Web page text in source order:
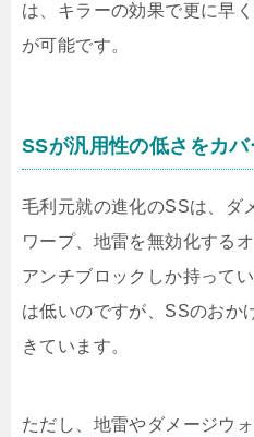
は、キラーの効果で更に早
が可能です。
SSが汎用性の低さをカバ
毛利元就の進化のSSは、ダ
ワープ、地雷を無効化する
アンチブロックしか持って
は低いのですが、SSのおか
きています。
ただし、地雷やダメージウ